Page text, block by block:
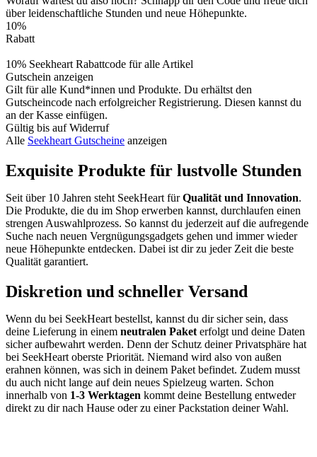
über leidenschaftliche Stunden und neue Höhepunkte.
10%
Rabatt
10% Seekheart Rabattcode für alle Artikel
Gutschein anzeigen
Gilt für alle Kund*innen und Produkte. Du erhältst den
Gutscheincode nach erfolgreicher Registrierung. Diesen kannst du
an der Kasse einfügen.
Gültig bis auf Widerruf
Alle Seekheart Gutscheine anzeigen
Exquisite Produkte für lustvolle Stunden
Seit über 10 Jahren steht SeekHeart fürQualität und Innovation.
Die Produkte, die du im Shop erwerben kannst, durchlaufen einen
strengen Auswahlprozess. So kannst du jederzeit auf die aufregende
Suche nach neuen Vergnügungsgadgets gehen und immer wieder
neue Höhepunkte entdecken. Dabei ist dir zu jeder Zeit die beste
Qualität garantiert.
Diskretion und schneller Versand
Wenn du bei SeekHeart bestellst, kannst du dir sicher sein, dass
deine Lieferung in einem neutralen Paket erfolgt und deine Daten
sicher aufbewahrt werden. Denn der Schutz deiner Privatsphäre hat
bei SeekHeart oberste Priorität. Niemand wird also von außen
erahnen können, was sich in deinem Paket befindet. Zudem musst
du auch nicht lange auf dein neues Spielzeug warten. Schon
innerhalb von 1-3 Werktagen kommt deine Bestellung entweder
direkt zu dir nach Hause oder zu einer Packstation deiner Wahl.